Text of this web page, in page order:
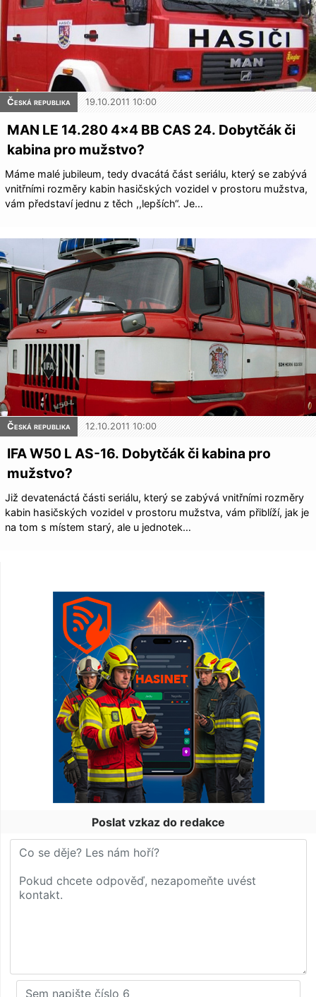
Česká republika 19.10.2011 10:00
MAN LE 14.280 4×4 BB CAS 24. Dobytčák či
kabina pro mužstvo?
Máme malé jubileum, tedy dvacátá část seriálu, který se zabývá
vnitřními rozměry kabin hasičských vozidel v prostoru mužstva,
vám představí jednu z těch ,,lepších“. Je…
Česká republika 12.10.2011 10:00
IFA W50 L AS-16. Dobytčák či kabina pro
mužstvo?
Již devatenáctá části seriálu, který se zabývá vnitřními rozměry
kabin hasičských vozidel v prostoru mužstva, vám přiblíží, jak je
na tom s místem starý, ale u jednotek…
Poslat vzkaz do redakce